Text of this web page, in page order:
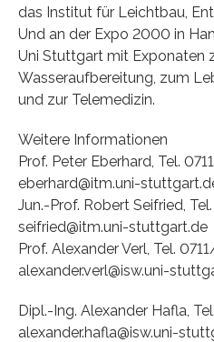
das Institut für Leichtbau,
Und an der Expo 2000 in
Uni Stuttgart mit Exponaten
Wasseraufbereitung, zum
und zur Telemedizin.
Weitere Informationen
Prof. Peter Eberhard, Tel.
eberhard@itm.uni-
Jun.-Prof. Robert Seifried,
seifried@itm.uni-stuttgart.de
Prof. Alexander Verl, Tel.
alexander.verl@isw.uni-
Dipl.-Ing. Alexander Hafla,
alexander.hafla@isw.uni-